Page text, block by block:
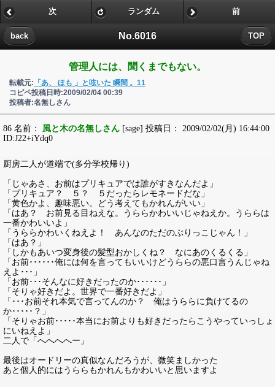
No.6016
back TOP
次 ランダム 前
管理人には、聞くまでもない。
転載元: 「あ、 ほも 」と呟いた 瞬間 。11
コピペ投稿日時:2009/02/04 00:39
投稿者:名無しさん
86 名前： 風と木の名無しさん [sage] 投稿日： 2009/02/02(月) 16:44:00
ID:J22+iYdq0
厨房二人が道端で(多分学校帰り)
「じゃあさ、お前はプリキュアでは誰がすきなんだよ」
「プリキュア？ ５？ ５だったらレモネードだな」
「黄色かよ、趣味悪い。どう考えてもかれんがいい」
「はあ？ お前見る目ねえな。うららかわいいじゃねえか。うららは
一番かわいいよ」
「うららかわいくねえよ！ あんなのただのぶりっこじゃん！」
「はあ？」
「しかもあいつ変身後の髪型おかしくね？ なにあのくるくる」
「お前･･････俺には何を言ってもいいけどうららの悪口言うんじゃね
えよ･･･」
「お前･･･そんなに好きだったのか･･････」
「そりゃ好きだよ。世界で一番好きだよ」
「･･･お前それ本気で言ってんのか？ 俺はうららに負けてるの
か･････？」
「そりゃお前･････本当にお前よりも好きだったらこうやっていっしょ
にいねえよ」
二人で「へへへへー」
最後はオードリーの真似なんだろうが、微笑ましかった
あと個人的にはうららもかれんもかわいいと思いますよ